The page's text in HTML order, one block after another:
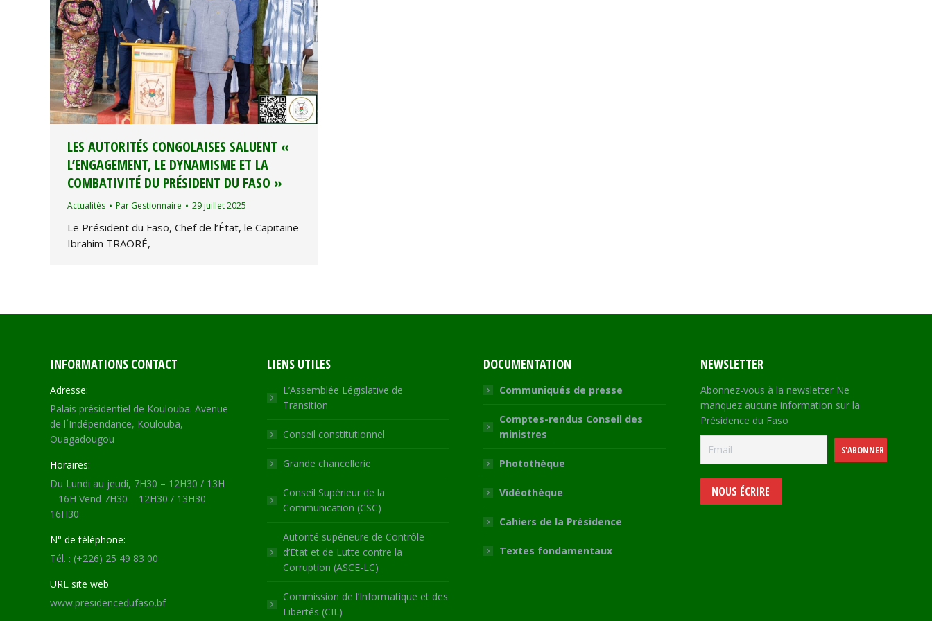
LES AUTORITÉS CONGOLAISES SALUENT «
L’ENGAGEMENT, LE DYNAMISME ET LA
COMBATIVITÉ DU PRÉSIDENT DU FASO »
Actualités Par Gestionnaire 29 juillet 2025
Le Président du Faso, Chef de l’État, le Capitaine
Ibrahim TRAORÉ,
INFORMATIONS CONTACT
Adresse:
Palais présidentiel de Koulouba. Avenue
de l´Indépendance, Koulouba,
Ouagadougou
Horaires:
Du Lundi au jeudi, 7H30 – 12H30 / 13H
– 16H Vend 7H30 – 12H30 / 13H30 –
16H30
N° de téléphone:
Tél. : (+226) 25 49 83 00
URL site web
www.presidencedufaso.bf
LIENS UTILES
L’Assemblée Législative de
Transition
Conseil constitutionnel
Grande chancellerie
Conseil Supérieur de la
Communication (CSC)
Autorité supérieure de Contrôle
d’Etat et de Lutte contre la
Corruption (ASCE-LC)
Commission de l’Informatique et des
Libertés (CIL)
DOCUMENTATION
Communiqués de presse
Comptes-rendus Conseil des
ministres
Photothèque
Vidéothèque
Cahiers de la Présidence
Textes fondamentaux
NEWSLETTER
Abonnez-vous à la newsletter Ne
manquez aucune information sur la
Présidence du Faso
NOUS ÉCRIRE